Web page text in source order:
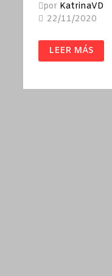
por KatrinaVD
22/11/2020
JACK
EL
DESTRIPADOR
/
LEER MÁS